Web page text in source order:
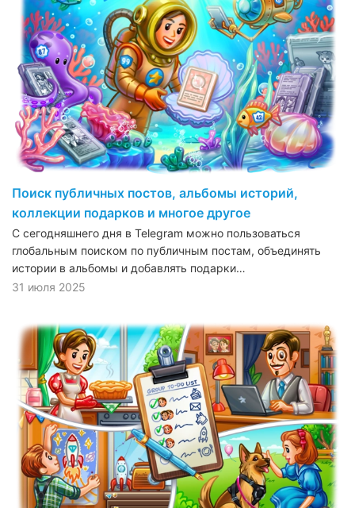
Поиск публичных постов, альбомы историй,
коллекции подарков и многое другое
С сегодняшнего дня в Telegram можно пользоваться
глобальным поиском по публичным постам, объединять
истории в альбомы и добавлять подарки…
31 июля 2025